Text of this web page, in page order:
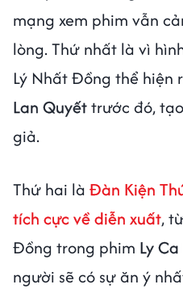
mạng xem phim vẫn
lòng. Thứ nhất là vì
Lý Nhất Đồng thể hiện
Lan Quyếttrước đó,
giả.
Thứ hai là Đàn Kiện
tích cực về diễn xuất,
Đồng trong phim Ly
người sẽ có sự ăn ý